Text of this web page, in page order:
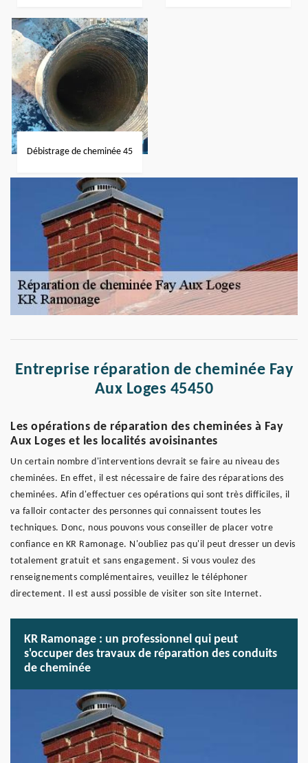
Débistrage de cheminée 45
Entreprise réparation de cheminée Fay
Aux Loges 45450
Les opérations de réparation des cheminées à Fay
Aux Loges et les localités avoisinantes
Un certain nombre d'interventions devrait se faire au niveau des
cheminées. En effet, il est nécessaire de faire des réparations des
cheminées. Afin d'effectuer ces opérations qui sont très difficiles, il
va falloir contacter des personnes qui connaissent toutes les
techniques. Donc, nous pouvons vous conseiller de placer votre
confiance en KR Ramonage. N'oubliez pas qu'il peut dresser un devis
totalement gratuit et sans engagement. Si vous voulez des
renseignements complémentaires, veuillez le téléphoner
directement. Il est aussi possible de visiter son site Internet.
KR Ramonage : un professionnel qui peut
s'occuper des travaux de réparation des conduits
de cheminée